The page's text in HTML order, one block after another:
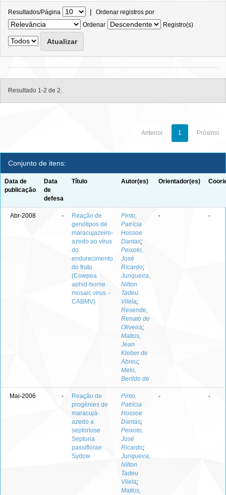
Resultados/Página | Ordenar registros por
Ordenar
Registro(s)
Resultado 1-2 de 2.
Anterior 1 Próximo
Conjunto de itens:
Data de
publicação
Data
de
defesa
Título Autor(es) Orientador(es)
Abr-2008 -
Reação de
genótipos de
maracujazeiro-
azedo ao vírus
do
endurecimento
do fruto
(Cowpea
aphid-borne
mosaic virus –
CABMV)
Pinto,
Patrícia
Hossoe
Dantas;
Peixoto,
José
Ricardo;
Junqueira,
Nilton
Tadeu
Vilela;
Resende,
Renato de
Oliveira;
Mattos,
Jean
Kleber de
Abreu;
Melo,
Berildo de
- -
Mai-2006 -
Reação de
progênies de
maracujá-
azedo a
septoriose
Septoria
passiflorae
Sydow
Pinto,
Patrícia
Hossoe
Dantas;
Peixoto,
José
Ricardo;
Junqueira,
Nilton
Tadeu
Vilela;
Mattos,
- -